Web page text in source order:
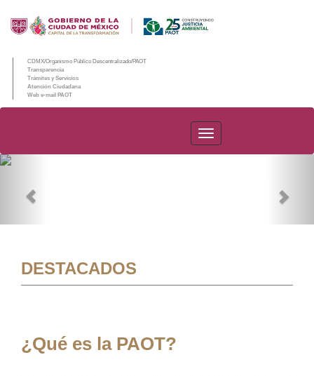
CDMX/Organismo Público Descentralizado/PAOT
Transparencia
Trámites y Servicios
Atención Ciudadana
Web e-mail PAOT
PAOT
DESTACADOS
¿Qué es la PAOT?